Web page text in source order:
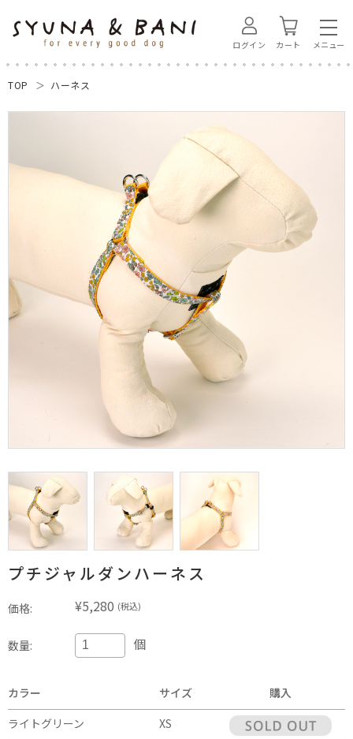
ログイン カート
TOP ハーネス
プチジャルダンハーネス
価格: ¥5,280 (税込)
数量: 個
カラー サイズ
購入
ライトグリーン
XS